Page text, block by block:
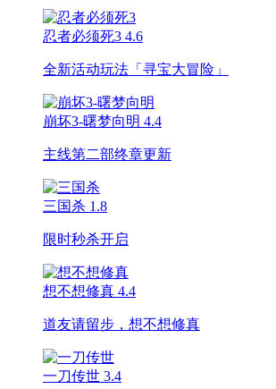
忍者必须死3 4.6
全新活动玩法「寻宝大冒险」
崩坏3-曙梦向明 4.4
主线第二部终章更新
三国杀 1.8
限时秒杀开启
想不想修真 4.4
道友请留步，想不想修真
一刀传世 3.4